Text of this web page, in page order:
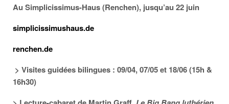
Au Simplicissimus-Haus (Renchen), jusqu’au 22 juin
simplicissimushaus.de
renchen.de
> Visites guidées bilingues : 09/04, 07/05 et 18/06 (15h &
16h30)